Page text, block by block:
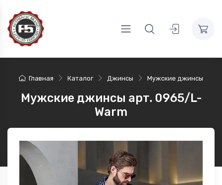
Главная Каталог Джинсы Мужские джинсы
Мужские джинсы арт. 0965/L-
Warm